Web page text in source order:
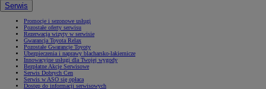
Serwis
Promocje i sezonowe usługi
Pozostałe oferty serwisu
Rezerwacja wizyty w serwisie
Gwarancja Toyota Relax
Pozostałe Gwarancje Toyoty
Ubezpieczenia i naprawy blacharsko-lakiernicze
Innowacyjne usługi dla Twojej wygody
Bezpłatne Akcje Serwisowe
Serwis Dobrych Cen
Serwis w ASO się opłaca
Dostęp do informacji serwisowych